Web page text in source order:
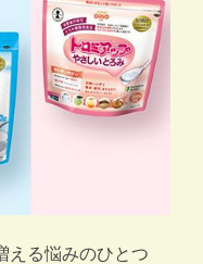
える悩みのひとつ